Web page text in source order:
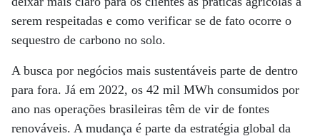
serem respeitadas e como verificar se de fato ocorre o
sequestro de carbono no solo.
A busca por negócios mais sustentáveis parte de dentro
para fora. Já em 2022, os 42 mil MWh consumidos por
ano nas operações brasileiras têm de vir de fontes
renováveis. A mudança é parte da estratégia global da